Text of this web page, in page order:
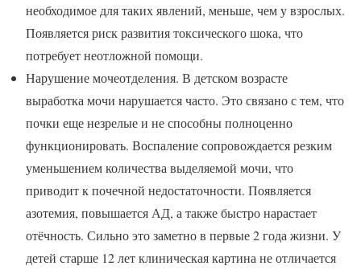
необходимое для таких явлений, меньше, чем у взрослых.
Появляется риск развития токсического шока, что
потребует неотложной помощи.
Нарушение мочеотделения. В детском возрасте
выработка мочи нарушается часто. Это связано с тем, что
почки еще незрелые и не способны полноценно
функционировать. Воспаление сопровождается резким
уменьшением количества выделяемой мочи, что
приводит к почечной недостаточности. Появляется
азотемия, повышается АД, а также быстро нарастает
отёчность. Сильно это заметно в первые 2 года жизни. У
детей старше 12 лет клиническая картина не отличается